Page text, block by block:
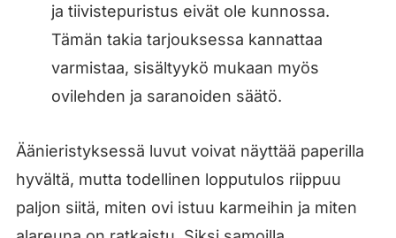
ja tiivistepuristus eivät ole kunnossa.
Tämän takia tarjouksessa kannattaa
varmistaa, sisältyykö mukaan myös
ovilehden ja saranoiden säätö.
Äänieristyksessä luvut voivat näyttää paperilla
hyvältä, mutta todellinen lopputulos riippuu
paljon siitä, miten ovi istuu karmeihin ja miten